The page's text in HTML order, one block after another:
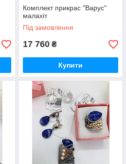
Комплект прикрас "Варус"
малахіт
Під замовлення
17 760 ₴
Купити